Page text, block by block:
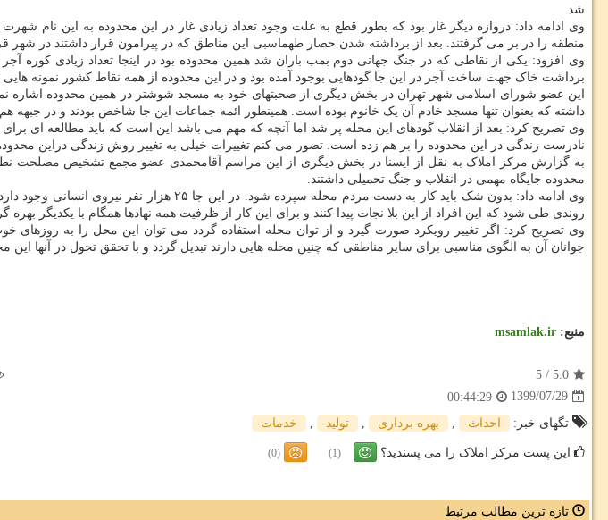
شد.
منطقه را در بر می گرفتند. بعد از برداشته شدن حصار طهماسبی این مناطق که در پیرامون قرار داشتند در شهر
وی افزود: یکی از نقاطی که در جنگ جهانی دوم بمب باران شد همین محدوده بود در اینجا تعداد زیادی
برداشت خاک جهت ساخت آجر در این جا گودهایی بوجود آمده بود و در این محدوده از همه نقاط کشور نمونه
این عضو شورای اسلامی شهر تهران در بخش دیگری از صحبتهای خود به مسجد شوشتر در همین محدوده اشاره
داشته که بعنوان تنها مسجد خادم آن یک خانوم بوده است. همینطور ائمه جماعات این جا شاخص بودند و در جبهه هم
وی تصریح کرد: بعد از انقلاب گودهای این محله پر شد اما آنچه که مهم می باشد این است که باید مطالعه ای
نادرست زندگی در این محدوده را بر هم زده است. تصور می کنم تغییرات خیلی به تغییر روش زندگی دراین
به گزارش مرکز املاک به نقل از ایسنا در بخش دیگری از این مراسم آقامحمدی عضو مجمع تشخیص مصلحت
محدوده جایگاه مهمی در انقلاب و جنگ تحمیلی داشتند.
وی ادامه داد: بدون شک باید کار به دست مردم محله
روندی طی شود که این افراد از این بلا نجات پیدا کنند و برای این کار از ظرفیت همه نهادها همگام با یکدیگر
وی تصریح کرد: اگر تغییر رویکرد صورت گیرد و از توان محله استفاده گردد می توان این محل را به روزهای
جوانان آن به الگوی مناسبی برای سایر مناطقی که چنین محله هایی دارند تبدیل گردد و با تحقق تحول در آنها این
منبع: msamlak.ir
5.0
/
5
1399/07/29
00:44:29
تگهای خبر:
احداث , بهره برداری , تولید , خدمات
این پست مرکز املاک را می پسندید؟ (1)
(0)
تازه ترین مطالب مرتبط